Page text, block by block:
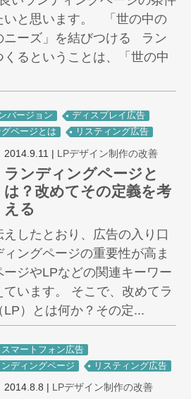
いと思います。 「世の中の
ニーズ」を結びつける ラン
るということは、「世の中
バージョン
ディスプレイ広告
ページとは リスティング広告
2014.9.11 | LPデザイン制作の改善
ランディングページと
は？改めてその定義を考
える
したとおり、広告の入り口
ングページの重要性が高ま
ージやLPなどの関連キーワー
ています。 そこで、改めてラ
）とは何か？その定...
スマートフォン広告
ンディングページ リスティング広告
2014.8.8 | LPデザイン制作の改善